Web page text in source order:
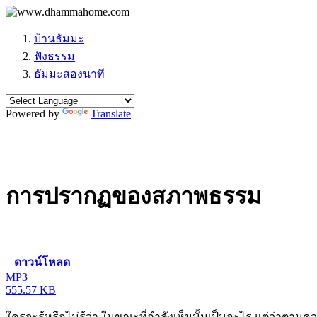
บ้านธัมมะ
ฟังธรรม
ธัมมะสองนาที
Powered by Translate
การปรากฏของสภาพธรรม
ดาวน์โหลด
MP3
555.57 KB